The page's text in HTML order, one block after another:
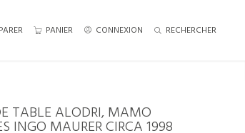
PANIER CONNEXION RECHERCHER
TABLE ALODRI, MAMO
INGO MAURER CIRCA 1998